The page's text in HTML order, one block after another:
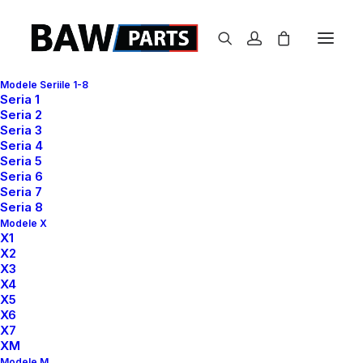
Modele Seriile 1-8
Seria 1
Seria 2
Seria 3
Seria 4
Seria 5
Seria 6
Seria 7
Seria 8
Modele X
X1
X2
X3
X4
X5
X6
X7
XM